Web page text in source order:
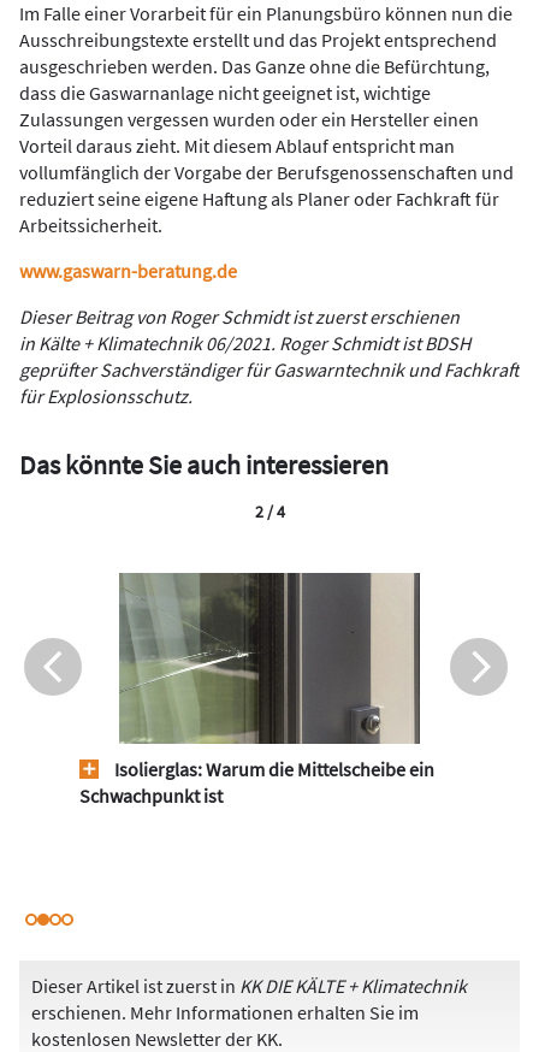
Im Falle einer Vorarbeit für ein Planungsbüro können nun die
Ausschreibungstexte erstellt und das Projekt entsprechend
ausgeschrieben werden. Das Ganze ohne die Befürchtung,
dass die Gaswarnanlage nicht geeignet ist, wichtige
Zulassungen vergessen wurden oder ein Hersteller einen
Vorteil daraus zieht. Mit diesem Ablauf entspricht man
vollumfänglich der Vorgabe der Berufsgenossenschaften und
reduziert seine eigene Haftung als Planer oder Fachkraft für
Arbeitssicherheit.
www.gaswarn-beratung.de
Dieser Beitrag von Roger Schmidt ist zuerst erschienen
in Kälte + Klimatechnik 06/2021. Roger Schmidt ist BDSH
geprüfter Sach­verständiger für Gaswarntechnik und Fachkraft
für Explosionsschutz.
Das könnte Sie auch interessieren
Isolierglas: Warum die Mittelscheibe ein
Schwachpunkt ist
2 / 4
Dieser Artikel ist zuerst in KK DIE KÄLTE + Klimatechnik
erschienen. Mehr Informationen erhalten Sie im
kostenlosen Newsletter der KK.